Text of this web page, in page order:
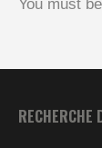
You must be
RECHERCHE